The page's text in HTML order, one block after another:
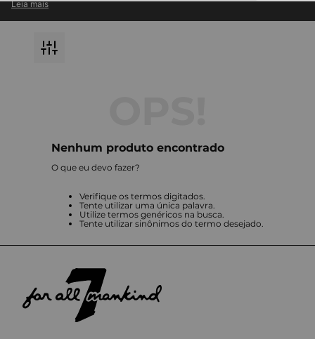
atemporal com inovação em cada detalhe.
Descubra jeans premium e roupas exclusivas, perfeitas para compor
Leia mais
Nenhum produto encontrado
O que eu devo fazer?
Verifique os termos digitados.
Tente utilizar uma única palavra.
Utilize termos genéricos na busca.
Tente utilizar sinônimos do termo desejado.